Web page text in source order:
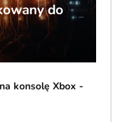
do
konsolę Xbox -